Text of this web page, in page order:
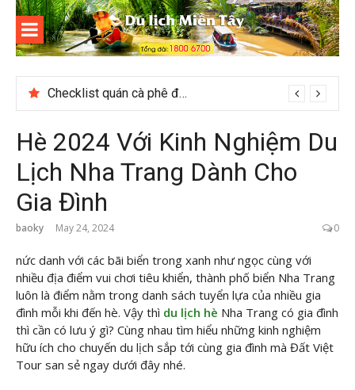
Skip
content
Du lịch
Miền Tây
Checklist quán cà phê đẹp dịp 2/9 ở Đà Lạt nên ghé
Hè 2024 Với Kinh Nghiệm Du
Lịch Nha Trang Dành Cho
Gia Đình
baoky May 24, 2024 0
nức danh với các bãi biển trong xanh như ngọc cùng với
nhiều địa điểm vui chơi tiêu khiển, thành phố biển Nha Trang
luôn là điểm nằm trong danh sách tuyển lựa của nhiều gia
đình mỗi khi đến hè. Vậy thì du lịch hè Nha Trang có gia đình
thì cần có lưu ý gì? Cùng nhau tìm hiểu những kinh nghiệm
hữu ích cho chuyến du lịch sắp tới cùng gia đình mà Đất Việt
Tour san sẻ ngay dưới đây nhé.